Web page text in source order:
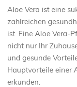
Aloe Vera ist eine
zahlreichen
ist. Eine Aloe Vera-
nicht nur Ihr
und gesunde
Hauptvorteile einer
erkunden.